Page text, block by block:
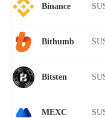
Binance
Bithumb
Bitsten
MEXC